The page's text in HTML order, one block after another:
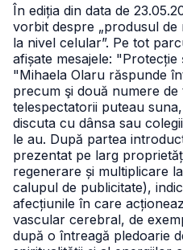
În ediția din data de
vorbit despre „produsul
la nivel celular”. Pe tot
afișate mesajele:
"Mihaela Olaru răspunde
precum şi două numere
telespectatorii puteau
discuta cu dânsa sau
le au. După partea
prezentat pe larg
regenerare și multiplicare
calupul de publicitate),
afecțiunile în care
vascular cerebral, de
după o întreagă pledoarie